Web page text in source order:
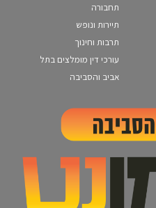
תחבורה
תיירות ונופש
תרבות וחינוך
עורכי דין מומלצים בתל
אביב והסביבה